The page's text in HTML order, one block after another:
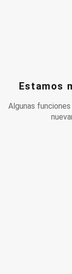
Estamos
Algunas